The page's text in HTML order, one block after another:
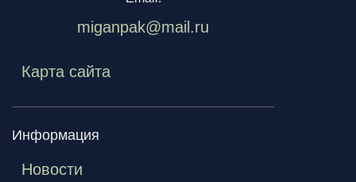
miganpak@mail.ru
Карта сайта
Информация
Новости